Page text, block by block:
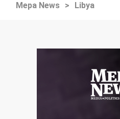
Mepa News > Libya